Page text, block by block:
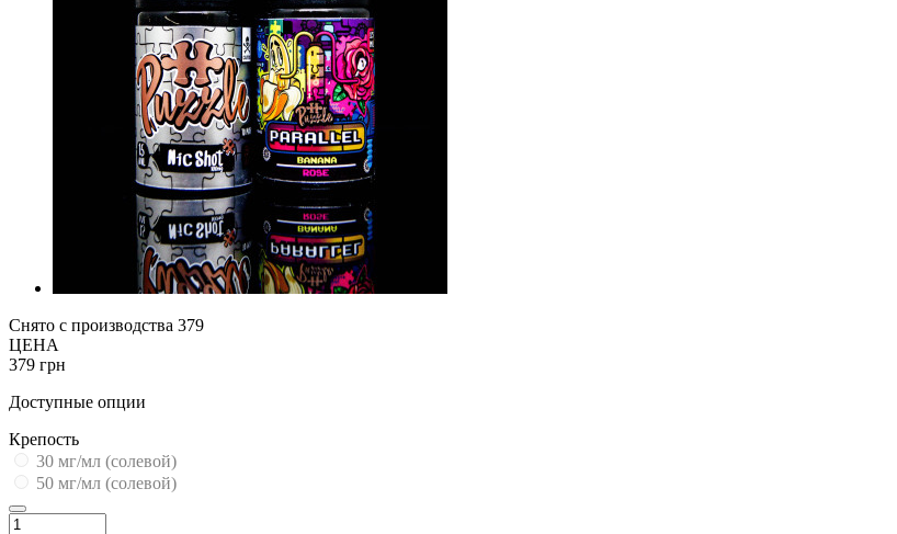
Снято с производства 379
ЦЕНА
379 грн
Доступные опции
Крепость
30 мг/мл (солевой)
50 мг/мл (солевой)